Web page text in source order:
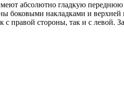
абсолютно гладкую переднюю
боковыми накладками и
стороны, так и с левой.